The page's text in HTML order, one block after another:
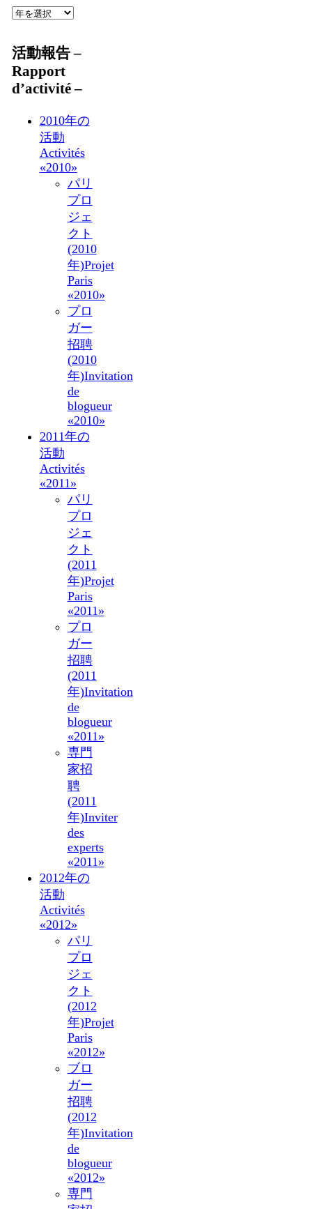
活動報告 –
Rapport
d’activité –
2010年の
活動
Activités
«2010»
パリ
プロ
ジェ
クト
(2010
年)Projet
Paris
«2010»
プロ
ガー
招聘
(2010
年)Invitation
de
blogueur
«2010»
2011年の
活動
Activités
«2011»
パリ
プロ
ジェ
クト
(2011
年)Projet
Paris
«2011»
プロ
ガー
招聘
(2011
年)Invitation
de
blogueur
«2011»
専門
家招
聘
(2011
年)Inviter
des
experts
«2011»
2012年の
活動
Activités
«2012»
パリ
プロ
ジェ
クト
(2012
年)Projet
Paris
«2012»
ブロ
ガー
招聘
(2012
年)Invitation
de
blogueur
«2012»
専門